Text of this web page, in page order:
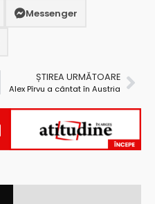
Messenger
ȘTIREA URMĂTOARE
Alex Pîrvu a cântat în Austria